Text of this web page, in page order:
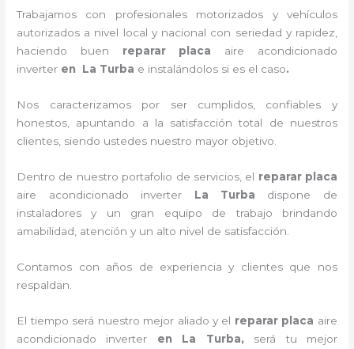
Trabajamos con profesionales motorizados y vehículos
autorizados a nivel local y nacional con seriedad y rapidez,
haciendo buen reparar placa
aire acondicionado
inverter en La Turba e instalándolos si es el caso.
Nos caracterizamos por ser cumplidos, confiables y
honestos, apuntando a la satisfacción total de nuestros
clientes, siendo ustedes nuestro mayor objetivo.
Dentro de nuestro portafolio de servicios, el reparar placa
aire acondicionado inverter La Turba dispone de
instaladores y un gran equipo de trabajo brindando
amabilidad, atención y un alto nivel de satisfacción.
Contamos con años de experiencia y clientes que nos
respaldan.
El tiempo será nuestro mejor aliado y el reparar placa aire
acondicionado inverter en La Turba, será tu mejor